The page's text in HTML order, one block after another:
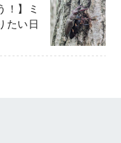
！】ミ
たい日